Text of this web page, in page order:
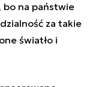
bo na państwie
za takie
światło i